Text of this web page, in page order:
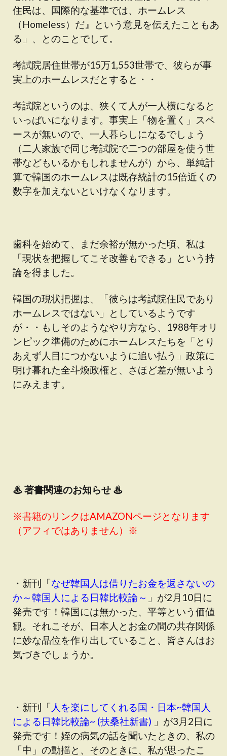
住民は、国際的な基準では、ホームレス
（Homeless）だ』という意見を伝えたこともあ
る」、とのことでして。
考試院居住世帯が15万1,553世帯で、彼らが事
実上のホームレスだとすると・・
考試院というのは、狭くて人が一人横になると
いっぱいになります。事実上「物を置く」スペ
ースが無いので、一人暮らしになるでしょう
（二人家族で同じ考試院で二つの部屋を使う世
帯などもいるかもしれませんが）から、単純計
算で韓国のホームレスは既存統計の15倍近くの
数字を加えないといけなくなります。
歯科を始めて、まだ余裕が無かった頃、私は
「現状を把握してこそ改善もできる」という持
論を得ました。
韓国の現状把握は、「彼らは考試院住民であり
ホームレスではない」としているようです
が・・もしそのようなやり方なら、1988年オリ
ンピック準備のためにホームレスたちを「とり
あえず人目につかないように追い払う」政策に
明け暮れた全斗煥政権と、さほど差が無いよう
にみえます。
♨著書関連のお知らせ ♨
※書籍のリンクはAMAZONページとなります
（アフィではありません）※
・新刊「なぜ韓国人は借りたお金を返さないの
か～韓国人による日韓比較論～ 」が2月10日に
発売です！韓国には無かった、平等という価値
観。それこそが、日本人とお金の間の共存関係
に妙な品位を作り出していること、皆さんはお
気づきでしょうか。
・新刊「 人を楽にしてくれる国・日本~韓国人
による日韓比較論~ (扶桑社新書) 」が3月2日に
発売です！姪の病気の話を聞いたときの、私の
「中」の動揺と、そのときに、私が思ったこ